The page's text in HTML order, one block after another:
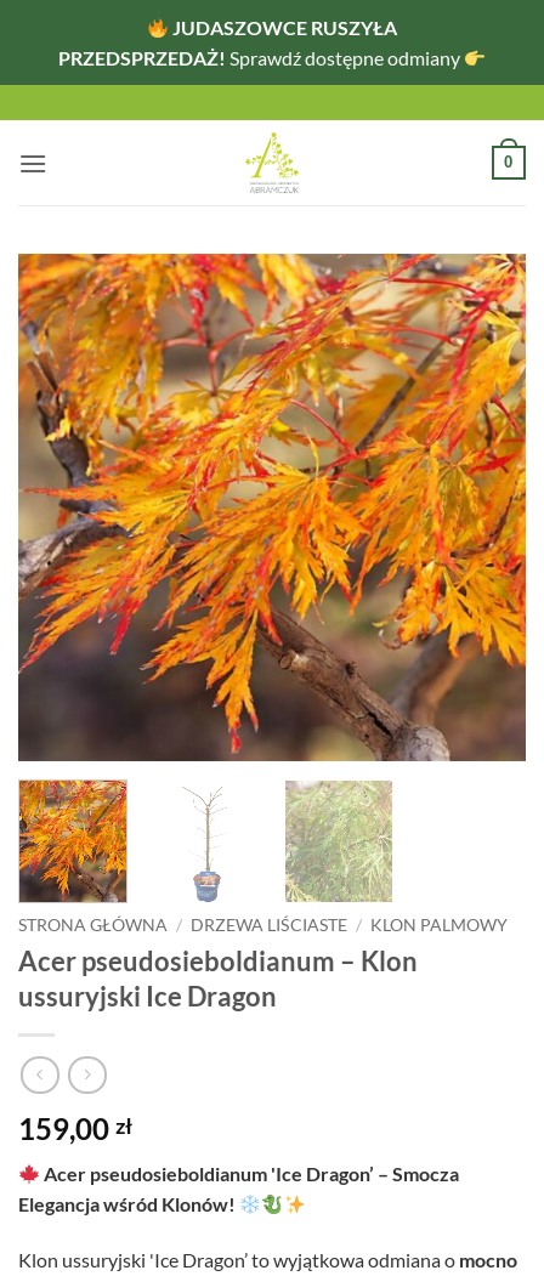
JUDASZOWCE RUSZYŁA
PRZEDSPRZEDAŻ! Sprawdź dostępne odmiany
zawartości
0
STRONA GŁÓWNA / DRZEWA LIŚCIASTE / KLON PALMOWY
Acer pseudosieboldianum – Klon
ussuryjski Ice Dragon
159,00 zł
Acer pseudosieboldianum 'Ice Dragon’ – Smocza
Elegancja wśród Klonów!
Klon ussuryjski 'Ice Dragon’ to wyjątkowa odmiana o mocno